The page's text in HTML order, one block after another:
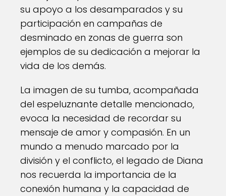
su apoyo a los desamparados y su
participación en campañas de
desminado en zonas de guerra son
ejemplos de su dedicación a mejorar la
vida de los demás.
La imagen de su tumba, acompañada
del espeluznante detalle mencionado,
evoca la necesidad de recordar su
mensaje de amor y compasión. En un
mundo a menudo marcado por la
división y el conflicto, el legado de Diana
nos recuerda la importancia de la
conexión humana y la capacidad de